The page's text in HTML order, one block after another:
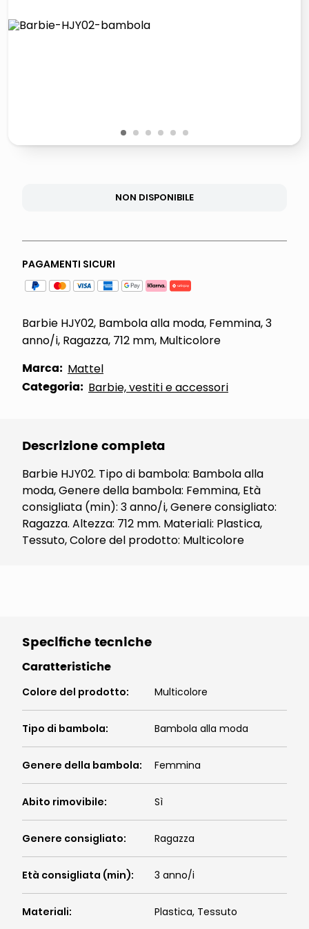
airpods
1 2 3 4 5 6
NON DISPONIBILE
PAGAMENTI SICURI
Barbie HJY02, Bambola alla moda, Femmina, 3
anno/i, Ragazza, 712 mm, Multicolore
Marca: Mattel
Categoria: Barbie, vestiti e accessori
Descrizione completa
Barbie HJY02. Tipo di bambola: Bambola alla
moda, Genere della bambola: Femmina, Età
consigliata (min): 3 anno/i, Genere consigliato:
Ragazza. Altezza: 712 mm. Materiali: Plastica,
Tessuto, Colore del prodotto: Multicolore
Specifiche tecniche
Caratteristiche
Colore del prodotto: Multicolore
Tipo di bambola: Bambola alla moda
Genere della bambola: Femmina
Abito rimovibile: Sì
Genere consigliato: Ragazza
Età consigliata (min): 3 anno/i
Materiali: Plastica, Tessuto